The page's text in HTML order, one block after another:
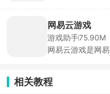
来自平台实名玩
玩游戏无需下载
清流式试玩，省
3A 手游。每款游
约未上线游戏，
收藏列表云同步，
网易云游戏
游戏助手75.90M
网易云游戏是网
行，支持一键启
手游、端游及3A
相关教程